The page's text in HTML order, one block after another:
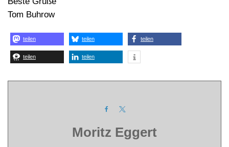
Tom Buhrow
teilen teilen teilen
teilen teilen
Moritz Eggert